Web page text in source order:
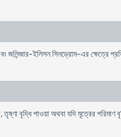
জলিন্জার-ইলিসন সিনড্রোম-এর ক্ষেত্রে
বৃদ্ধি পাওয়া অথবা যদি মূত্রের পরিমাণ